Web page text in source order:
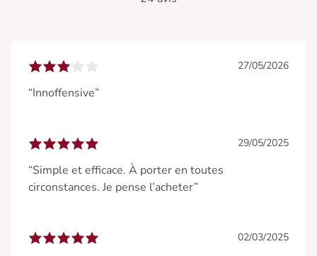
27/05/2026
“Innoffensive”
29/05/2025
“Simple et efficace. À porter en toutes
circonstances. Je pense l’acheter”
02/03/2025